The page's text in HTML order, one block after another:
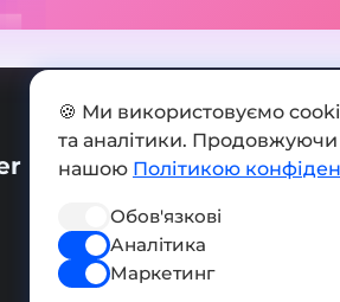
🍪 Ми використовуємо
та аналітики.
нашою Політикою
Обов'язкові
Аналітика
Маркетинг